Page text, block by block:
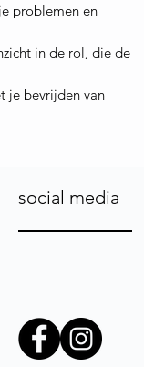
problemen en
in de rol, die de
je bevrijden van
social media